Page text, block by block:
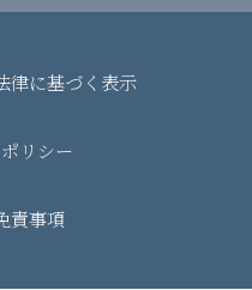
律に基づく表示
リシー
責事項